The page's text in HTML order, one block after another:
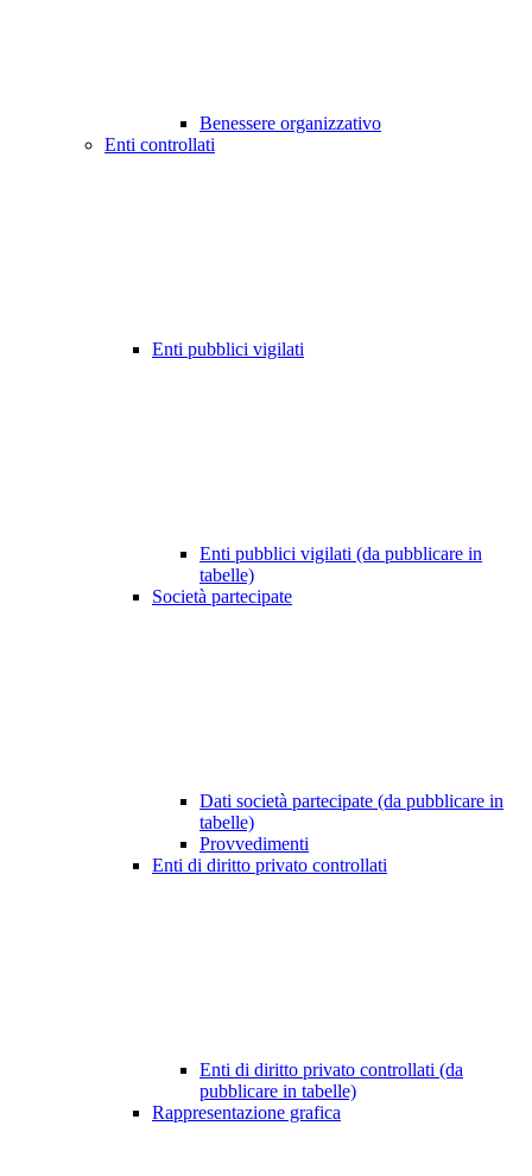
Benessere organizzativo
Enti controllati
Enti pubblici vigilati
Enti pubblici vigilati (da pubblicare in
tabelle)
Società partecipate
Dati società partecipate (da pubblicare in
tabelle)
Provvedimenti
Enti di diritto privato controllati
Enti di diritto privato controllati (da
pubblicare in tabelle)
Rappresentazione grafica